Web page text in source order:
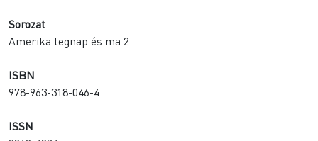
Sorozat
Amerika tegnap és ma 2
ISBN
978-963-318-046-4
ISSN